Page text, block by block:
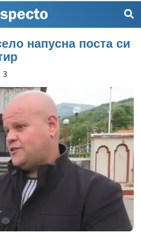
напусна поста си
3